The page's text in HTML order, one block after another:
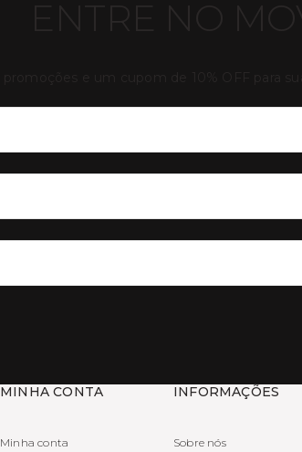
MINHA CONTA
Minha conta
INFORMAÇÕES
Sobre nós